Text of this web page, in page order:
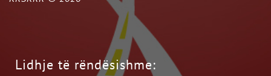
Lidhje të rëndësishme: